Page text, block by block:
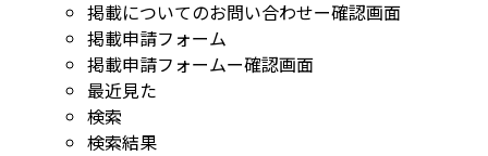
掲載についてのお問い合わせー確認画面
掲載申請フォーム
掲載申請フォームー確認画面
最近見た
検索
検索結果